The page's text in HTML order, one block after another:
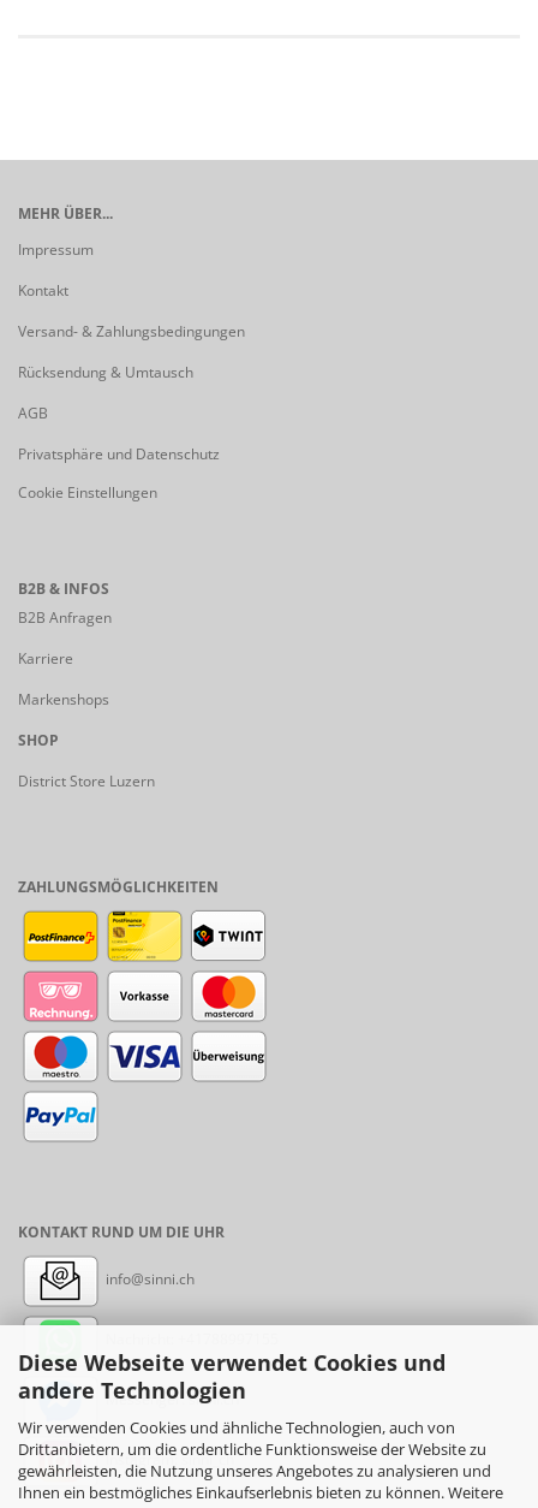
Diese Webseite verwendet Cookies und
andere Technologien
Wir verwenden Cookies und ähnliche Technologien, auch von
Drittanbietern, um die ordentliche Funktionsweise der Website zu
gewährleisten, die Nutzung unseres Angebotes zu analysieren und
Ihnen ein bestmögliches Einkaufserlebnis bieten zu können. Weitere
MEHR ÜBER...
Impressum
Kontakt
Versand- & Zahlungsbedingungen
Rücksendung & Umtausch
AGB
Privatsphäre und Datenschutz
Cookie Einstellungen
B2B & INFOS
B2B Anfragen
Karriere
Markenshops
SHOP
District Store Luzern
ZAHLUNGSMÖGLICHKEITEN
KONTAKT RUND UM DIE UHR
info@sinni.ch
Messenger: sinni.ch
Instagram: sinni_ch